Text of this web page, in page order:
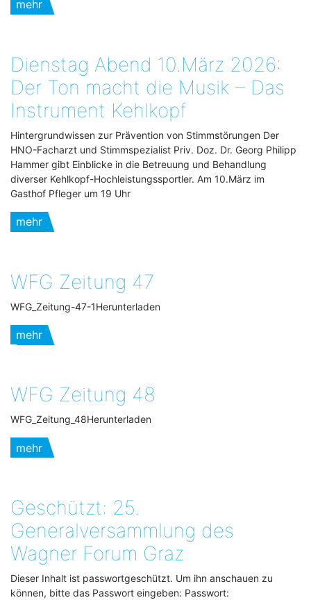
mehr
Dienstag Abend 10.März 2026:
Der Ton macht die Musik – Das
Instrument Kehlkopf
Hintergrundwissen zur Prävention von Stimmstörungen Der
HNO-Facharzt und Stimmspezialist Priv. Doz. Dr. Georg Philipp
Hammer gibt Einblicke in die Betreuung und Behandlung
diverser Kehlkopf-Hochleistungssportler. Am 10.März im
Gasthof Pfleger um 19 Uhr
mehr
WFG Zeitung 47
WFG_Zeitung-47-1Herunterladen
mehr
WFG Zeitung 48
WFG_Zeitung_48Herunterladen
mehr
Geschützt: 25.
Generalversammlung des
Wagner Forum Graz
Dieser Inhalt ist passwortgeschützt. Um ihn anschauen zu
können, bitte das Passwort eingeben: Passwort: